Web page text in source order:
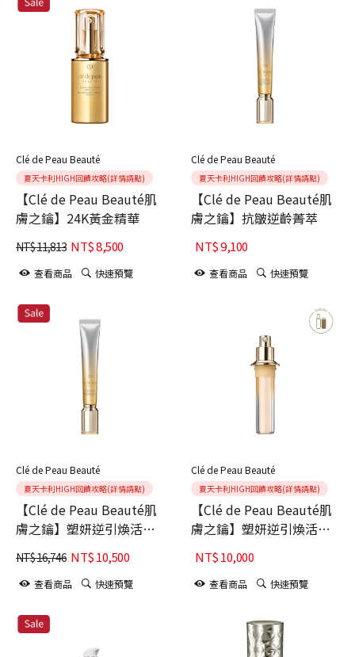
Clé de Peau Beauté
夏天卡利HIGH回饋攻略(詳情請點)
【Clé de Peau Beauté肌
膚之鑰】24K黃金精華
NT$11,813 NT$8,500
查看商品 快速預覽
Clé de Peau Beauté
夏天卡利HIGH回饋攻略(詳情請點)
【Clé de Peau Beauté肌
膚之鑰】抗皺逆齡菁萃
NT$9,100
查看商品 快速預覽
Clé de Peau Beauté
夏天卡利HIGH回饋攻略(詳情請點)
【Clé de Peau Beauté肌
膚之鑰】塑妍逆引煥活菁
NT$16,746 NT$10,500
查看商品 快速預覽
Clé de Peau Beauté
夏天卡利HIGH回饋攻略(詳情請點)
【Clé de Peau Beauté肌
膚之鑰】塑妍逆引煥活菁
萃(蕊)
NT$10,000
查看商品 快速預覽